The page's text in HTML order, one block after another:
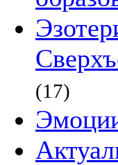
(17)